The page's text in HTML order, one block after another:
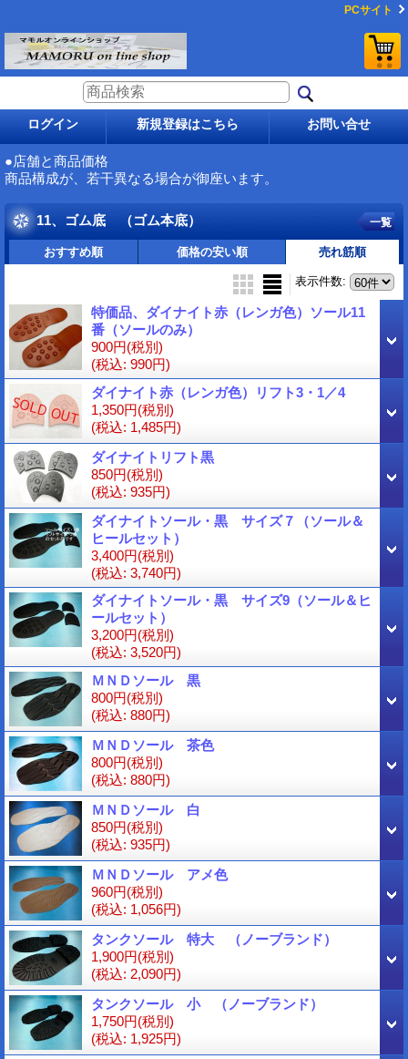
PCサイト
ログイン 新規登録はこちら お問い合せ
●店舗と商品価格
商品構成が、若干異なる場合が御座います。
11、ゴム底 （ゴム本底） 一覧
おすすめ順 価格の安い順 売れ筋順
表示件数:
特価品、ダイナイト赤（レンガ色）ソール11
番（ソールのみ）
900円(税別)
(税込: 990円)
ダイナイト赤（レンガ色）リフト3・1／4
1,350円(税別)
(税込: 1,485円)
ダイナイトリフト黒
850円(税別)
(税込: 935円)
ダイナイトソール・黒 サイズ７（ソール＆
ヒールセット）
3,400円(税別)
(税込: 3,740円)
ダイナイトソール・黒 サイズ9（ソール＆ヒ
ールセット）
3,200円(税別)
(税込: 3,520円)
ＭＮＤソール 黒
800円(税別)
(税込: 880円)
ＭＮＤソール 茶色
800円(税別)
(税込: 880円)
ＭＮＤソール 白
850円(税別)
(税込: 935円)
ＭＮＤソール アメ色
960円(税別)
(税込: 1,056円)
タンクソール 特大 （ノーブランド）
1,900円(税別)
(税込: 2,090円)
タンクソール 小 （ノーブランド）
1,750円(税別)
(税込: 1,925円)